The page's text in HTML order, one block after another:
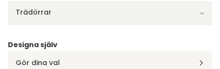
Trädörrar
Designa själv
Gör dina val